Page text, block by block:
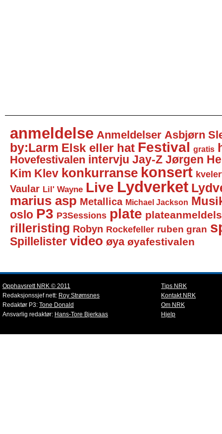
anmeldelse Anmeldelser Asbjørn
by:Larm Elsk eller hat Festival gratis
Hovefestivalen intervju Jay-Z Jørgen
Kim Klev konkurranse konsert
Vaular Lil' Wayne Live Lydverket
marius asp Metallica Michael Jackson
oslo P3 P3Sessions plate
rilleristing Robyn Rockefeller ruben gran
Spillelister video øya øyafestivalen
Opphavsrett NRK © 2011
Redaksjonssjef nett: Roy Strømsnes
Redaktør P3: Tone Donald
Ansvarlig redaktør: Hans-Tore Bjerkaas
Tips NRK
Kontakt NRK
Om NRK
Hjelp